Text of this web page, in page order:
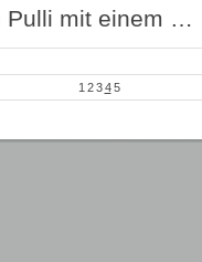
Pulli mit einem …
1 2 3 4 5